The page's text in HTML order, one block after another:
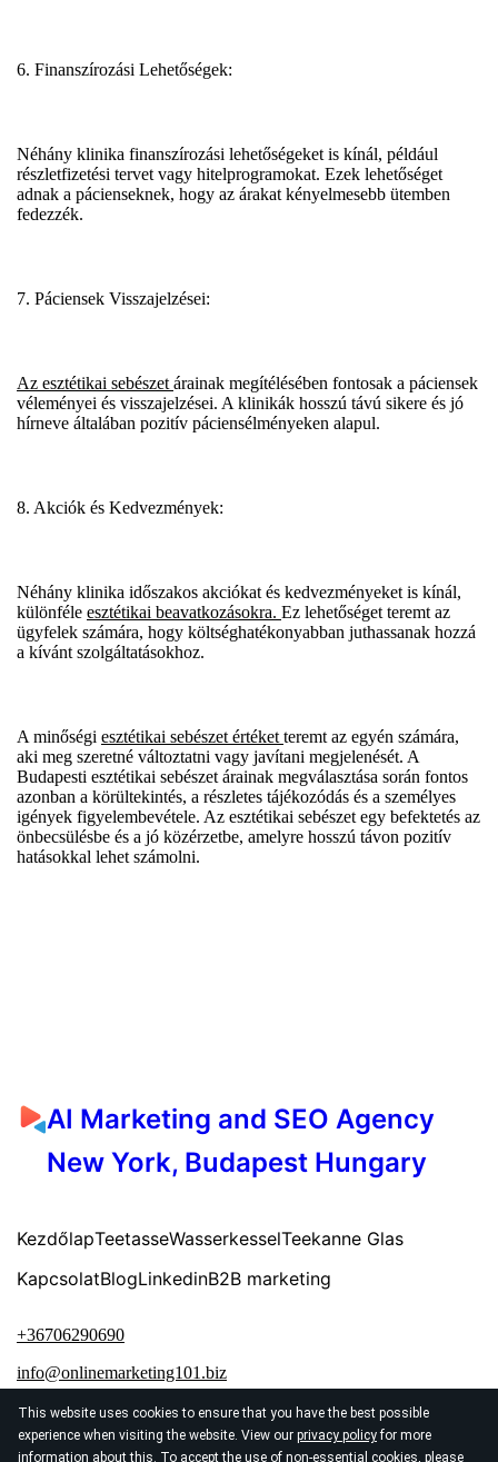
This website uses cookies to ensure that you have the best possible
experience when visiting the website. View our privacy policyfor more
information about this. To accept the use of non-essential cookies, please
6. Finanszírozási Lehetőségek:
Néhány klinika finanszírozási lehetőségeket is kínál, például
részletfizetési tervet vagy hitelprogramokat. Ezek lehetőséget
adnak a pácienseknek, hogy az árakat kényelmesebb ütemben
fedezzék.
7. Páciensek Visszajelzései:
Az esztétikai sebészet árainak megítélésében fontosak a páciensek
véleményei és visszajelzései. A klinikák hosszú távú sikere és jó
hírneve általában pozitív páciensélményeken alapul.
8. Akciók és Kedvezmények:
Néhány klinika időszakos akciókat és kedvezményeket is kínál,
különféle esztétikai beavatkozásokra. Ez lehetőséget teremt az
ügyfelek számára, hogy költséghatékonyabban juthassanak hozzá
a kívánt szolgáltatásokhoz.
A minőségi esztétikai sebészet értéket teremt az egyén számára,
aki meg szeretné változtatni vagy javítani megjelenését. A
Budapesti esztétikai sebészet árainak megválasztása során fontos
azonban a körültekintés, a részletes tájékozódás és a személyes
igények figyelembevétele. Az esztétikai sebészet egy befektetés az
önbecsülésbe és a jó közérzetbe, amelyre hosszú távon pozitív
hatásokkal lehet számolni.
AI Marketing and SEO Agency
New York, Budapest Hungary
KezdőlapTeetasseWasserkesselTeekanne Glas
KapcsolatBlogLinkedinB2B marketing
+36706290690
info@onlinemarketing101.biz